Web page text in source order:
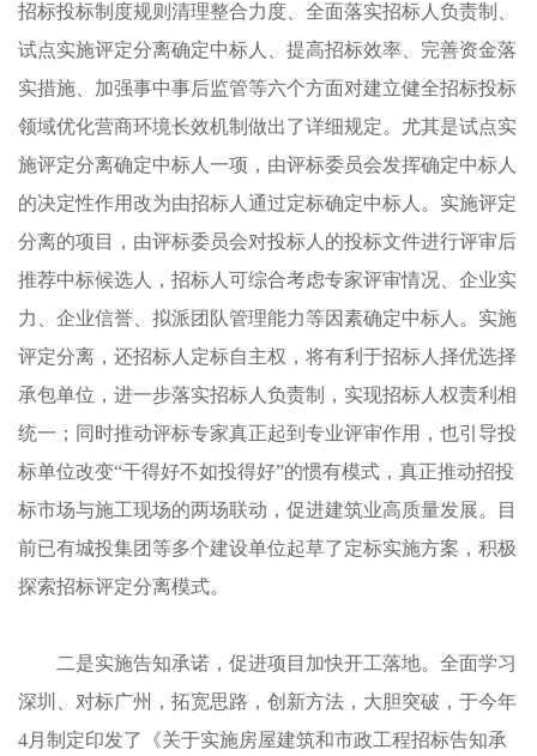
招标投标制度规则清理整合力度、全面落实招标人负责制、
试点实施评定分离确定中标人、提高招标效率、完善资金落
实措施、加强事中事后监管等六个方面对建立健全招标投标
领域优化营商环境长效机制做出了详细规定。尤其是试点实
施评定分离确定中标人一项，由评标委员会发挥确定中标人
的决定性作用改为由招标人通过定标确定中标人。实施评定
分离的项目，由评标委员会对投标人的投标文件进行评审后
推荐中标候选人，招标人可综合考虑专家评审情况、企业实
力、企业信誉、拟派团队管理能力等因素确定中标人。实施
评定分离，还招标人定标自主权，将有利于招标人择优选择
承包单位，进一步落实招标人负责制，实现招标人权责利相
统一；同时推动评标专家真正起到专业评审作用，也引导投
标单位改变“干得好不如投得好”的惯有模式，真正推动招投
标市场与施工现场的两场联动，促进建筑业高质量发展。目
前已有城投集团等多个建设单位起草了定标实施方案，积极
探索招标评定分离模式。
二是实施告知承诺，促进项目加快开工落地。全面学习
深圳、对标广州，拓宽思路，创新方法，大胆突破，于今年
4月制定印发了《关于实施房屋建筑和市政工程招标告知承